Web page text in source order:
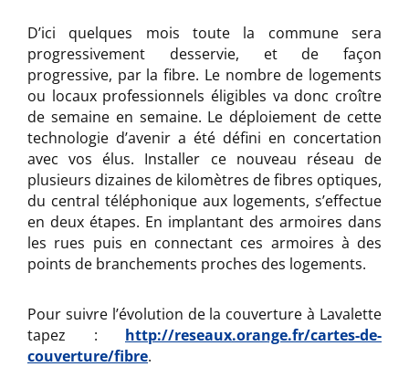
D’ici quelques mois toute la commune sera
progressivement desservie, et de façon
progressive, par la fibre. Le nombre de logements
ou locaux professionnels éligibles va donc croître
de semaine en semaine. Le déploiement de cette
technologie d’avenir a été défini en concertation
avec vos élus. Installer ce nouveau réseau de
plusieurs dizaines de kilomètres de fibres optiques,
du central téléphonique aux logements, s’effectue
en deux étapes. En implantant des armoires dans
les rues puis en connectant ces armoires à des
points de branchements proches des logements.
Pour suivre l’évolution de la couverture à Lavalette
tapez : http://reseaux.orange.fr/cartes-de-
couverture/fibre.